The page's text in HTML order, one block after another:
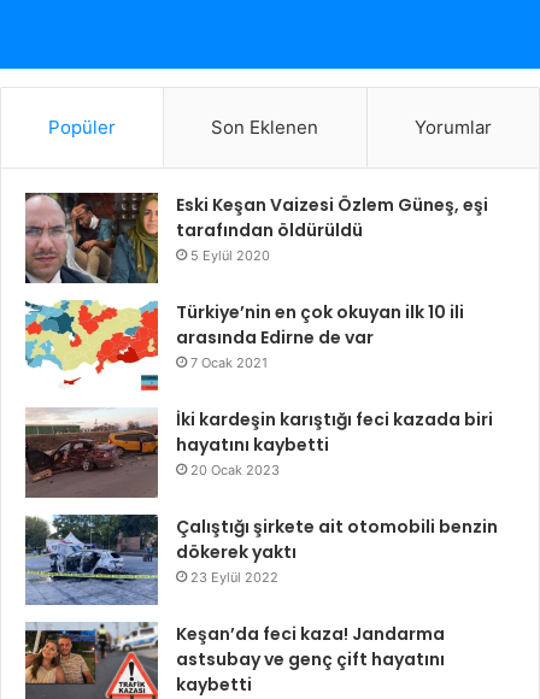
Popüler Son Eklenen Yorumlar
Eski Keşan Vaizesi Özlem Güneş, eşi
tarafından öldürüldü
5 Eylül 2020
Türkiye’nin en çok okuyan ilk 10 ili
arasında Edirne de var
7 Ocak 2021
İki kardeşin karıştığı feci kazada biri
hayatını kaybetti
20 Ocak 2023
Çalıştığı şirkete ait otomobili benzin
dökerek yaktı
23 Eylül 2022
Keşan’da feci kaza! Jandarma
astsubay ve genç çift hayatını
kaybetti